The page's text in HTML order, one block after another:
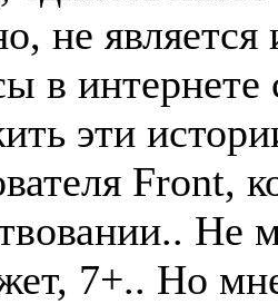
не
в
эти
Front,
Не
7+.. Но